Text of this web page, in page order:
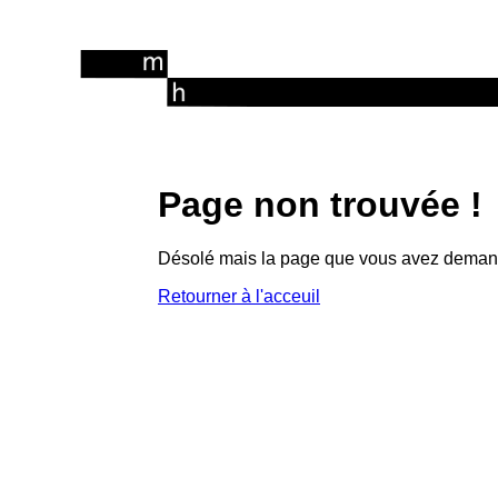
Page non trouvée !
Désolé mais la page que vous avez
Retourner à l'acceuil